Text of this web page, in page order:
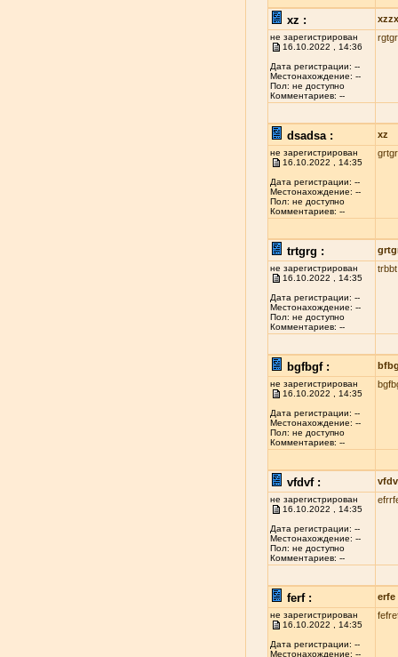
xz : xzzx
не зарегистрирован
16.10.2022 , 14:36
Дата регистрации: --
Местонахождение: --
Пол: не доступно
Комментариев: --
dsadsa : xz
не зарегистрирован
16.10.2022 , 14:35
Дата регистрации: --
Местонахождение: --
Пол: не доступно
Комментариев: --
trtgrg :
не зарегистрирован
16.10.2022 , 14:35
Дата регистрации: --
Местонахождение: --
Пол: не доступно
Комментариев: --
trbbt
bgfbgf :
не зарегистрирован
16.10.2022 , 14:35
Дата регистрации: --
Местонахождение: --
Пол: не доступно
Комментариев: --
vfdvf : vfdv
не зарегистрирован
16.10.2022 , 14:35
Дата регистрации: --
Местонахождение: --
Пол: не доступно
Комментариев: --
ferf : erfe
не зарегистрирован
16.10.2022 , 14:35
Дата регистрации: --
Местонахождение: --